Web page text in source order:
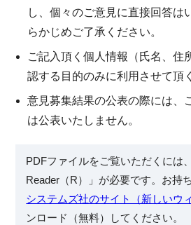
し、個々のご意見に直接回答は
らかじめご了承ください。
ご記入頂く個人情報（氏名、住
認する目的のみに利用させて頂
意見募集結果の公表の際には、
は公表いたしません。
PDFファイルをご覧いただくには
Reader（R）」が必要です。お持
システムズ社のサイト（新しいウ
ンロード（無料）してください。